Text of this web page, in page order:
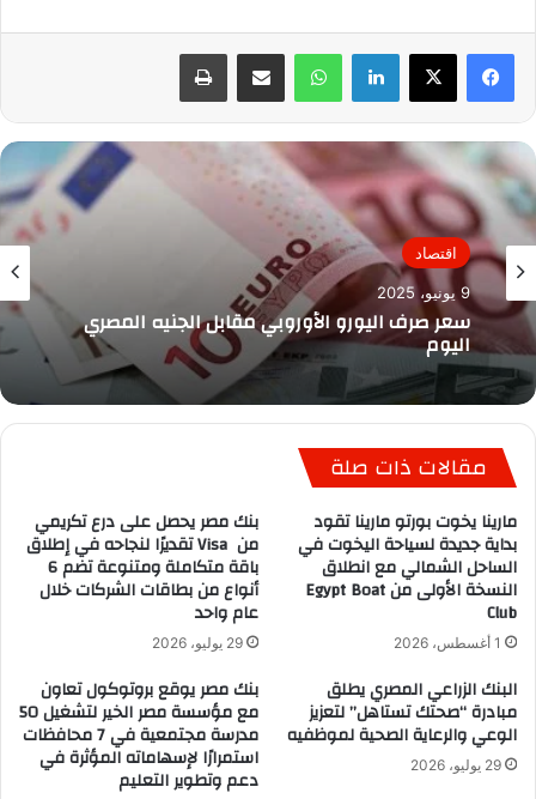
لينكدإن واتساب مشاركة عبر البريد طباعة
اقتصاد
9 يونيو، 2025
سعر صرف اليورو الأوروبي مقابل الجنيه المصري
اليوم
مقالات ذات صلة
مارينا يخوت بورتو مارينا تقود
بداية جديدة لسياحة اليخوت في
الساحل الشمالي مع انطلاق
النسخة الأولى من Egypt Boat
Club
1 أغسطس، 2026
بنك مصر يحصل على درع تكريمي
من Visa تقديرًا لنجاحه في إطلاق
باقة متكاملة ومتنوعة تضم 6
أنواع من بطاقات الشركات خلال
عام واحد
29 يوليو، 2026
البنك الزراعي المصري يطلق
مبادرة “صحتك تستاهل” لتعزيز
الوعي والرعاية الصحية لموظفيه
29 يوليو، 2026
بنك مصر يوقع بروتوكول تعاون
مع مؤسسة مصر الخير لتشغيل 50
مدرسة مجتمعية في 7 محافظات
استمرارًا لإسهاماته المؤثرة في
دعم وتطوير التعليم